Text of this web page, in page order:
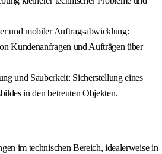
und mobiler Auftragsabwicklung:
Kundenanfragen und Aufträgen über
und Sauberkeit: Sicherstellung eines
in den betreuten Objekten.
im technischen Bereich, idealerweise in